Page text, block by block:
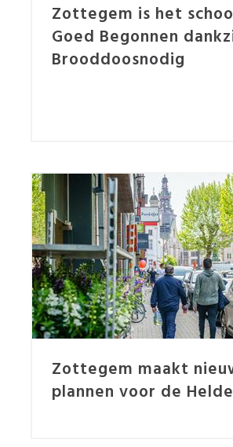
Zottegem is het
Goed Begonnen
Brooddoosnodig
Zottegem maakt
plannen voor de